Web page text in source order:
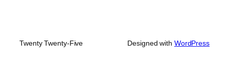
Twenty Twenty-Five Designed with WordPress